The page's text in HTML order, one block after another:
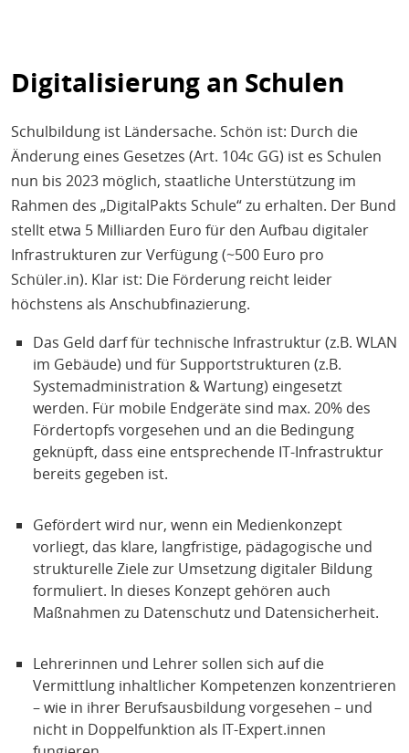
Digitalisierung an Schulen
Schulbildung ist Ländersache. Schön ist: Durch die
Änderung eines Gesetzes (Art. 104c GG) ist es Schulen
nun bis 2023 möglich, staatliche Unterstützung im
Rahmen des „DigitalPakts Schule“ zu erhalten. Der Bund
stellt etwa 5 Milliarden Euro für den Aufbau digitaler
Infrastrukturen zur Verfügung (~500 Euro pro
Schüler.in). Klar ist: Die Förderung reicht leider
höchstens als Anschubfinazierung.
Das Geld darf für technische Infrastruktur (z.B. WLAN
im Gebäude) und für Supportstrukturen (z.B.
Systemadministration & Wartung) eingesetzt
werden. Für mobile Endgeräte sind max. 20% des
Fördertopfs vorgesehen und an die Bedingung
geknüpft, dass eine entsprechende IT-Infrastruktur
bereits gegeben ist.
Gefördert wird nur, wenn ein Medienkonzept
vorliegt, das klare, langfristige, pädagogische und
strukturelle Ziele zur Umsetzung digitaler Bildung
formuliert. In dieses Konzept gehören auch
Maßnahmen zu Datenschutz und Datensicherheit.
Lehrerinnen und Lehrer sollen sich auf die
Vermittlung inhaltlicher Kompetenzen konzentrieren
– wie in ihrer Berufsausbildung vorgesehen – und
nicht in Doppelfunktion als IT-Expert.innen